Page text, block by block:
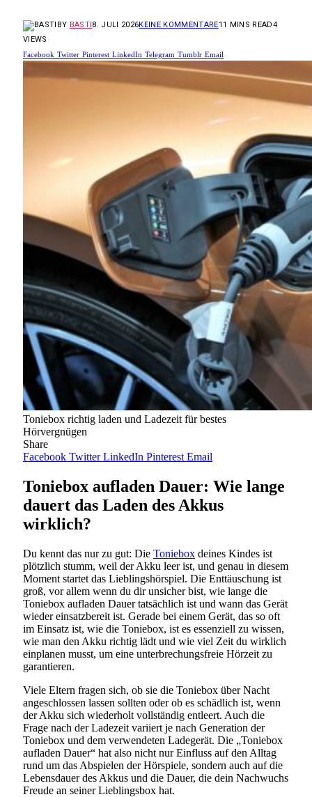
BY BASTI8. JULI 2026KEINE KOMMENTARE11 MINS READ4
VIEWS
Facebook Twitter Pinterest LinkedIn Telegram Tumblr Email
Toniebox richtig laden und Ladezeit für bestes
Hörvergnügen
Share
Facebook Twitter LinkedIn Pinterest Email
Toniebox aufladen Dauer: Wie lange
dauert das Laden des Akkus
wirklich?
Du kennt das nur zu gut: Die Toniebox deines Kindes ist
plötzlich stumm, weil der Akku leer ist, und genau in diesem
Moment startet das Lieblingshörspiel. Die Enttäuschung ist
groß, vor allem wenn du dir unsicher bist, wie lange die
Toniebox aufladen Dauer tatsächlich ist und wann das Gerät
wieder einsatzbereit ist. Gerade bei einem Gerät, das so oft
im Einsatz ist, wie die Toniebox, ist es essenziell zu wissen,
wie man den Akku richtig lädt und wie viel Zeit du wirklich
einplanen musst, um eine unterbrechungsfreie Hörzeit zu
garantieren.
Viele Eltern fragen sich, ob sie die Toniebox über Nacht
angeschlossen lassen sollten oder ob es schädlich ist, wenn
der Akku sich wiederholt vollständig entleert. Auch die
Frage nach der Ladezeit variiert je nach Generation der
Toniebox und dem verwendeten Ladegerät. Die „Toniebox
aufladen Dauer“ hat also nicht nur Einfluss auf den Alltag
rund um das Abspielen der Hörspiele, sondern auch auf die
Lebensdauer des Akkus und die Dauer, die dein Nachwuchs
Freude an seiner Lieblingsbox hat.